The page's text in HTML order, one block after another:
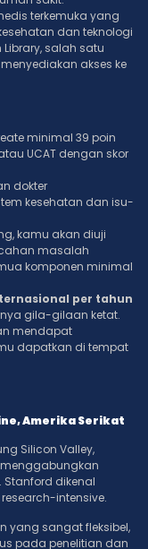
terkemuka yang
dan teknologi
salah satu
akses ke
minimal 39 poin
UCAT dengan skor
dokter
kesehatan dan isu-
kamu akan diuji
masalah
komponen minimal
per tahun
gila-gilaan ketat.
mendapat
dapatkan di tempat
Amerika Serikat
Silicon Valley,
dikenal
intensive.
yang sangat fleksibel,
pada penelitian dan